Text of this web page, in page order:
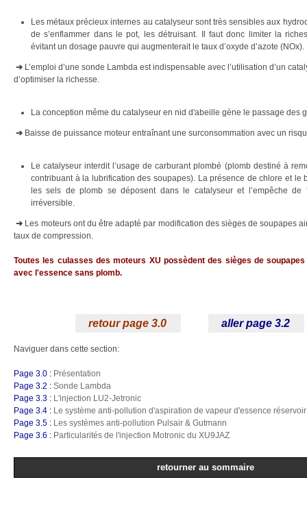
Les métaux précieux internes au catalyseur sont très sensibles aux
de s’enflammer dans le pot, les détruisant. Il faut donc limiter la
évitant un dosage pauvre qui augmenterait le taux d’oxyde d’azote (NOx).
➔ L’emploi d’une sonde Lambda est indispensable avec l’utilisation d’un
d’optimiser la richesse.
La conception même du catalyseur en nid d'abeille gène le passage des
➔ Baisse de puissance moteur entraînant une surconsommation avec un
Le catalyseur interdit l’usage de carburant plombé (plomb destiné à
contribuant à la lubrification des soupapes). La présence de chlore et le
les sels de plomb se déposent dans le catalyseur et l’empêche de
irréversible.
➔ Les moteurs ont du être adapté par modification des sièges de soupapes
taux de compression.
Toutes les culasses des moteurs XU possèdent des sièges de
avec l'essence sans plomb.
retour page 3.0 aller page 3.2
Naviguer dans cette section:
Page 3.0 : Présentation
Page 3.2 : Sonde Lambda
Page 3.3 : L'injection LU2-Jetronic
Page 3.4 : Le système anti-pollution d'aspiration de vapeur d'essence réservoir
Page 3.5 : Les systèmes anti-pollution Pulsair & Gutmann
Page 3.6 : Particularités de l'injection Motronic du XU9JAZ
retourner au sommaire